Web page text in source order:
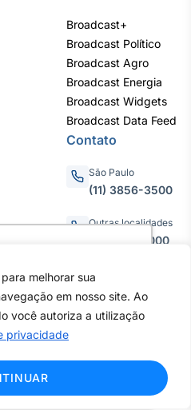
site e
utilizar este site, você
Saiba mais
melhorar sua
em nosso site. Ao
você autoriza a utilização
privacidade
Broadcast+
Broadcast Político
Broadcast Agro
Broadcast Energia
Broadcast Widgets
Broadcast Data Feed
Contato
São Paulo
(11) 3856-3500
Outras localidades
0800.011.3000
Caetano Álvares, 55 - 3º e
Bairro do Limão, São
/ SP, CEP 02598-900 -
reservados ao Broadcast |
Agência Estado.